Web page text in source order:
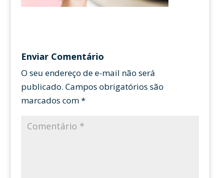
Enviar Comentário
O seu endereço de e-mail não será
publicado. Campos obrigatórios são
marcados com*